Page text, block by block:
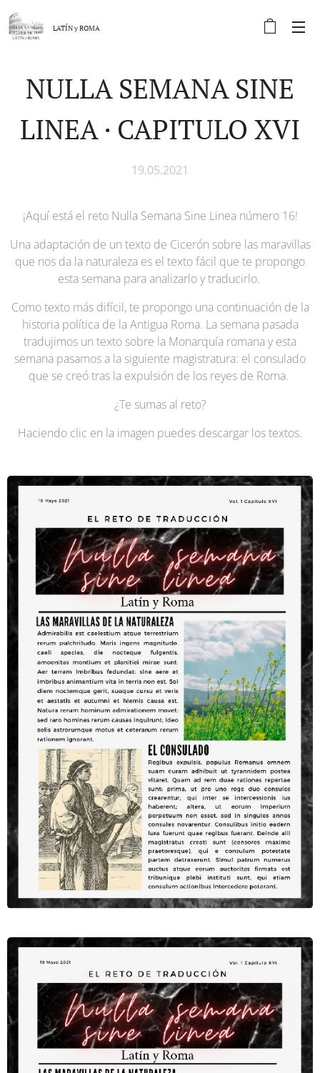
LATÍN yROMA
NULLA SEMANA SINE
LINEA · CAPITULO XVI
19.05.2021
¡Aquí está el reto Nulla Semana Sine Linea número 16!
Una adaptación de un texto de Cicerón sobre las maravillas
que nos da la naturaleza es el texto fácil que te propongo
esta semana para analizarlo y traducirlo.
Como texto más difícil, te propongo una continuación de la
historia política de la Antigua Roma. La semana pasada
tradujimos un texto sobre la Monarquía romana y esta
semana pasamos a la siguiente magistratura: el consulado
que se creó tras la expulsión de los reyes de Roma.
¿Te sumas al reto?
Haciendo clic en la imagen puedes descargar los textos.